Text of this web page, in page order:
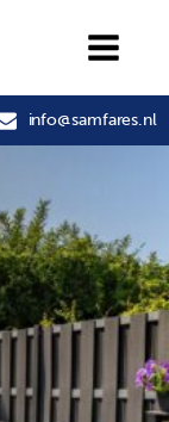
info@samfares.nl